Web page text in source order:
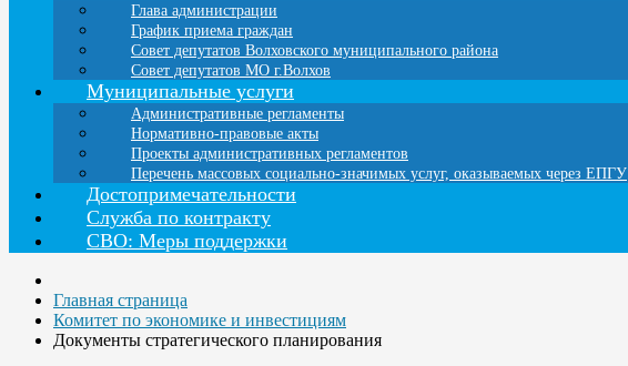
Глава администрации
График приема граждан
Совет депутатов Волховского муниципального района
Совет депутатов МО г.Волхов
Муниципальные услуги
Административные регламенты
Нормативно-правовые акты
Проекты административных регламентов
Перечень массовых социально-значимых услуг, оказываемых через ЕПГУ
Достопримечательности
Служба по контракту
СВО: Меры поддержки
Главная страница
Комитет по экономике и инвестициям
Документы стратегического планирования